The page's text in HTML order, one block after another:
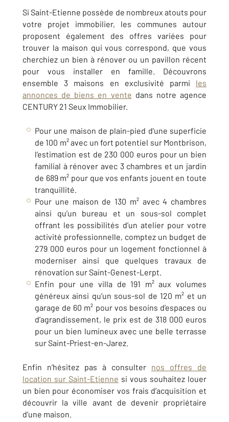
SiSaint-Etienne possède de nombreux atouts pour
votre projet immobilier, les communes autour
proposent également des offres variées pour
trouver la maison qui vous correspond, que vous
cherchiez un bien à rénover ou un pavillon récent
pour vous installer en famille. Découvrons
ensemble 3 maisons en exclusivité parmi les
annonces de biens en vente dans notre agence
CENTURY 21 Seux Immobilier.
Pour une maison de plain-pied d’une superficie
de 100 m² avec un fort potentiel sur Montbrison,
l’estimation est de 230 000 euros pour un bien
familial à rénover avec 3 chambres et un jardin
de 689 m² pour que vos enfants jouent en toute
tranquillité.
Pour une maison de 130 m² avec 4 chambres
ainsi qu’un bureau et un sous-sol complet
offrant les possibilités d’un atelier pour votre
activité professionnelle, comptez un budget de
279 000 euros pour un logement fonctionnel à
moderniser ainsi que quelques travaux de
rénovation surSaint-Genest-Lerpt.
Enfin pour une villa de 191 m² aux volumes
généreux ainsi qu’un sous-sol de 120 m² et un
garage de 60 m² pour vos besoins d’espaces ou
d’agrandissement, le prix est de 318 000 euros
pour un bien lumineux avec une belle terrasse
surSaint-Priest-en-Jarez.
Enfin n’hésitez pas à consulter nos offres de
location sur Saint-Etienne si vous souhaitez louer
un bien pour économiser vos frais d’acquisition et
découvrir la ville avant de devenir propriétaire
d’une maison.